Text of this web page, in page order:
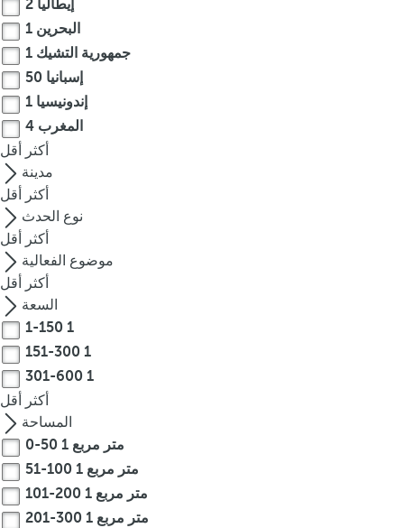
r
o
w
k
y
o
n
a
v
i
g
a
t
e
t
o
t
h
e
f
r
إيطاليا 2
البحرين 1
جمهورية التشيك 1
إسبانيا 50
إندونيسيا 1
المغرب 4
أكثر
أقل
مدينة
أكثر
أقل
نوع الحدث
أكثر
أقل
موضوع الفعالية
أكثر
أقل
السعة
1-150 1
151-300 1
301-600 1
أكثر
أقل
المساحة
0-50 متر مربع 1
51-100 متر مربع 1
101-200 متر مربع 1
201-300 متر مربع 1